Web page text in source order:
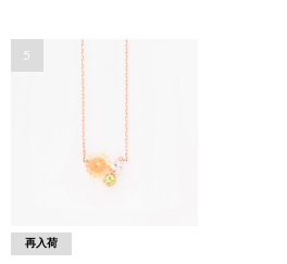
5
再入荷